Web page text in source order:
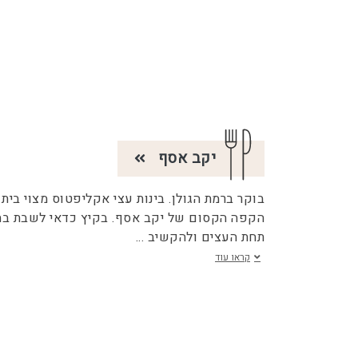
יקב אסף
בוקר ברמת הגולן. בינות עצי אקליפטוס מצוי בית
הקפה הקסום של יקב אסף. בקיץ כדאי לשבת
תחת העצים ולהקשיב ...
קראו עוד